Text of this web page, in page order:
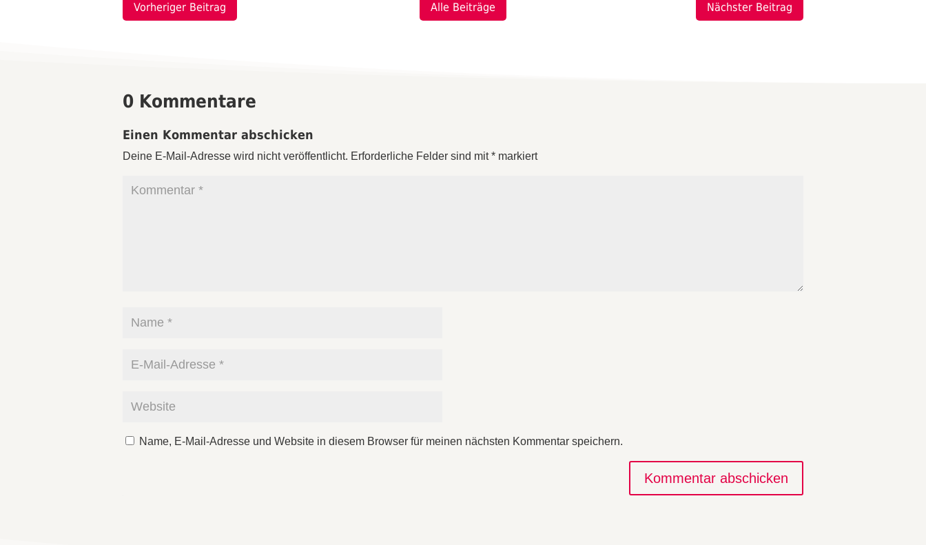
Vorheriger Beitrag Alle Beiträge Nächster Beitrag
0 Kommentare
Einen Kommentar abschicken
Deine E-Mail-Adresse wird nicht veröffentlicht. Erforderliche Felder sind mit* markiert
Name, E-Mail-Adresse und Website in diesem Browser für meinen nächsten Kommentar speichern.
Kommentar abschicken